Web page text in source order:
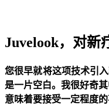
Juvelook，对新
您很早就将这项技术引
是一片空白。我很好奇
意味着要接受一定程度的